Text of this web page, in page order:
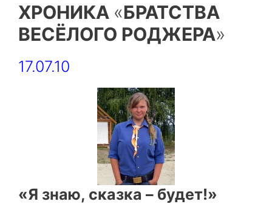
ХРОНИКА «БРАТСТВА
ВЕСЁЛОГО РОДЖЕРА»
17.07.10
«Я знаю, сказка – будет!»